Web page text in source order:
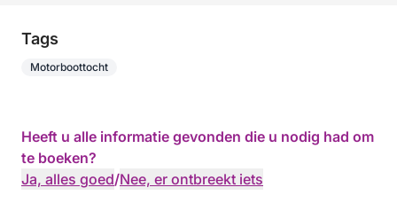
Tags
Motorboottocht
Heeft u alle informatie gevonden die u nodig had om
te boeken?
Ja, alles goed/Nee, er ontbreekt iets